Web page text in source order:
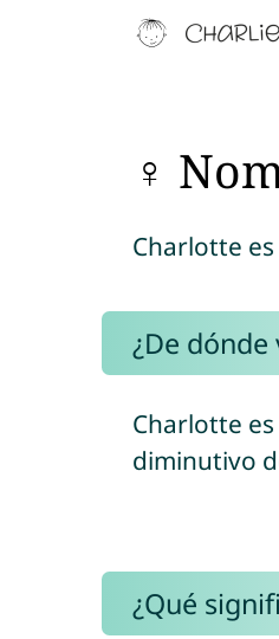
♀
Charlotte
¿De
Charlotte
diminutivo
¿Qué